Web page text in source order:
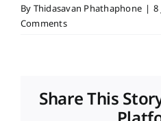
ByThidasavan Phathaphone | 8
Comments
Share This